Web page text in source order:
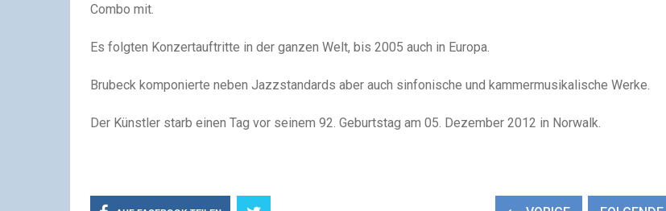
Combo mit.
Es folgten Konzertauftritte in der ganzen Welt, bis 2005 auch in Europa.
Brubeck komponierte neben Jazzstandards aber auch sinfonische und kammermusikalische Werke.
Der Künstler starb einen Tag vor seinem 92. Geburtstag am 05. Dezember 2012 in Norwalk.